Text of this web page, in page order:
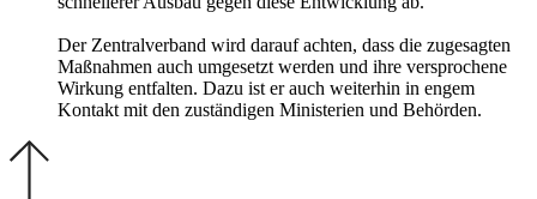
Der Zentralverband wird darauf achten, dass die zugesagten
Maßnahmen auch umgesetzt werden und ihre versprochene
Wirkung entfalten. Dazu ist er auch weiterhin in engem
Kontakt mit den zuständigen Ministerien und Behörden.